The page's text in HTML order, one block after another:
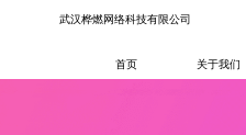
武汉桦燃网络科技有限公司
首页 关于我们